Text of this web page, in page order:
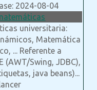
2024-08-04
universitaria:
Matemática
... Referente a
(AWT/Swing, JDBC),
java beans)...